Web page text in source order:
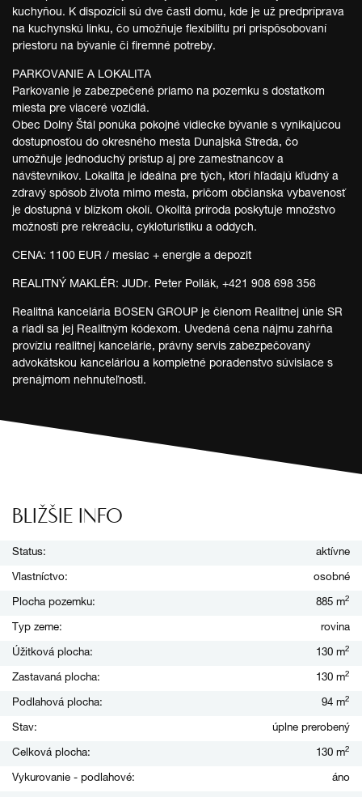
kuchyňou. K dispozícii sú dve časti domu, kde je už predpríprava
na kuchynskú linku, čo umožňuje flexibilitu pri prispôsobovaní
priestoru na bývanie či firemné potreby.
PARKOVANIE A LOKALITA
Parkovanie je zabezpečené priamo na pozemku s dostatkom
miesta pre viaceré vozidlá.
Obec Dolný Štál ponúka pokojné vidiecke bývanie s vynikajúcou
dostupnosťou do okresného mesta Dunajská Streda, čo
umožňuje jednoduchý prístup aj pre zamestnancov a
návštevníkov. Lokalita je ideálna pre tých, ktorí hľadajú kľudný a
zdravý spôsob života mimo mesta, pričom občianska vybavenosť
je dostupná v blízkom okolí. Okolitá príroda poskytuje množstvo
možností pre rekreáciu, cykloturistiku a oddych.
CENA: 1100 EUR / mesiac + energie a depozit
REALITNÝ MAKLÉR: JUDr. Peter Pollák, +421 908 698 356
Realitná kancelária BOSEN GROUP je členom Realitnej únie SR
a riadi sa jej Realitným kódexom. Uvedená cena nájmu zahŕňa
províziu realitnej kancelárie, právny servis zabezpečovaný
advokátskou kanceláriou a kompletné poradenstvo súvisiace s
prenájmom nehnuteľnosti.
BLIŽŠIE INFO
Status: aktívne
Vlastníctvo: osobné
Plocha pozemku: 885 m2
Typ zeme: rovina
Úžitková plocha: 130 m2
Zastavaná plocha: 130 m2
Podlahová plocha: 94 m2
Stav: úplne prerobený
Celková plocha: 130 m2
Vykurovanie - podlahové: áno